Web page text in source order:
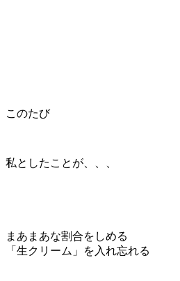
このたび
私としたことが、、、
まあまあな割合をしめる
「生クリーム」を入れ忘れる